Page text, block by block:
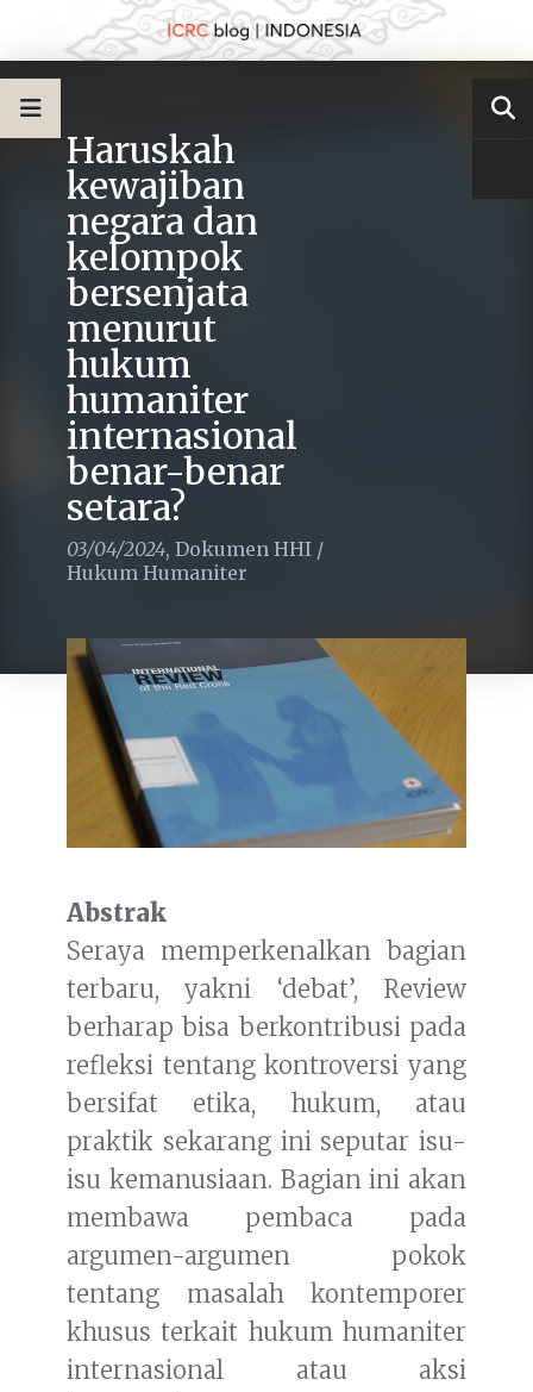
Haruskah
kewajiban
negara dan
kelompok
bersenjata
menurut
hukum
humaniter
internasional
benar-benar
setara?
03/04/2024, Dokumen HHI /
Hukum Humaniter
Abstrak
Seraya memperkenalkan bagian
terbaru, yakni ‘debat’, Review
berharap bisa berkontribusi pada
refleksi tentang kontroversi yang
bersifat etika, hukum, atau
praktik sekarang ini seputar isu-
isu kemanusiaan. Bagian ini akan
membawa pembaca pada
argumen-argumen pokok
tentang masalah kontemporer
khusus terkait hukum humaniter
internasional atau aksi